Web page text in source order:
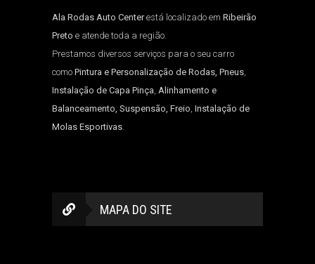
Ala Rodas Auto Centerestá localizado em Ribeirão
Preto e atende toda a região.
Prestamos diversos serviços para o seu carro
como Pintura e Personalização de Rodas, Pneus,
Instalação de Capa Pinça, Alinhamento e
Balanceamento, Suspensão, Freio, Instalação de
Molas Esportivas.
MAPA DO SITE